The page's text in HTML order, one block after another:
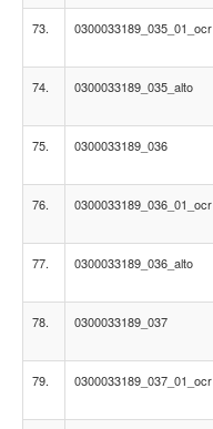
73. 0300033189_035_01_ocr
74. 0300033189_035_alto
75. 0300033189_036
76. 0300033189_036_01_ocr
77. 0300033189_036_alto
78. 0300033189_037
79. 0300033189_037_01_ocr